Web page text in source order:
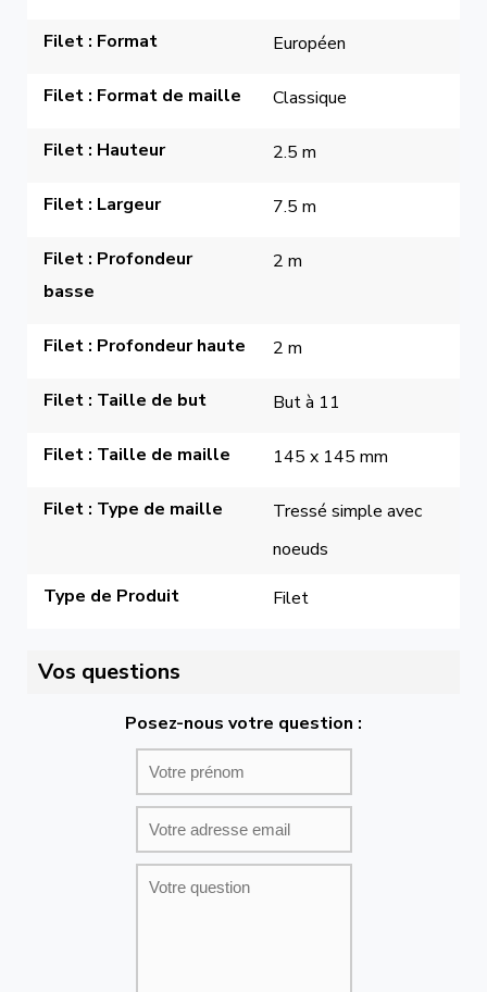
Filet : Format Européen
Filet : Format de maille Classique
Filet : Hauteur 2.5 m
Filet : Largeur 7.5 m
Filet : Profondeur
basse
2 m
Filet : Profondeur haute 2 m
Filet : Taille de but But à 11
Filet : Taille de maille 145 x 145 mm
Filet : Type de maille
Tressé simple avec
noeuds
Type de Produit
Filet
Vos questions
Posez-nous votre question :